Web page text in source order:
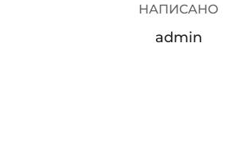
НАПИСАНО
admin